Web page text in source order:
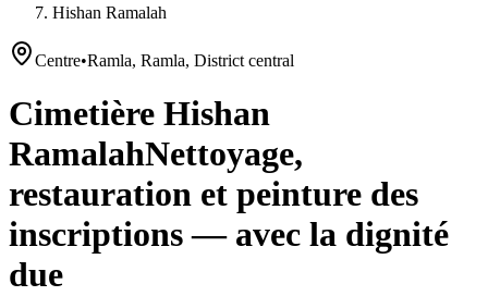
Hishan Ramalah
Centre•Ramla, Ramla, District central
Cimetière Hishan
RamalahNettoyage,
restauration et peinture des
inscriptions — avec la dignité
due